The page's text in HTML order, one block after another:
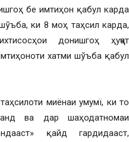
бе имтиҳон қабул карда
ки 8 моҳ таҳсил карда,
донишгоҳ ҳуҷҷат
хатми шўъба қабул
миёнаи умумї, ки то
ва дар шаҳодатномаи
қайд гардидааст,